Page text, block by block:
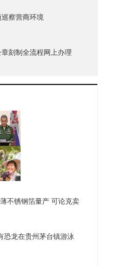
察营商环境
刻制全流程网上办理
化国防改革
不锈钢箔量产 可论克卖
恐龙在贵州茅台镇游泳